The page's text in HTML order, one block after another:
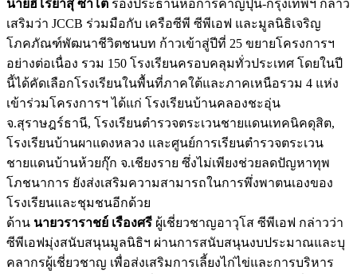
นายฮิโรยาสุ ซาโต้ รองประธานหอการค้าญี่ปุ่น-กรุงเทพฯ กล่าว
เสริมว่า JCCB ร่วมมือกับ เครือซีพี ซีพีเอฟ และมูลนิธิเจริญ
โภคภัณฑ์พัฒนาชีวิตชนบท ก้าวเข้าสู่ปีที่ 25 ขยายโครงการฯ
อย่างต่อเนื่อง รวม 150 โรงเรียนครอบคลุมทั่วประเทศ โดยในปี
นี้ได้คัดเลือกโรงเรียนในพื้นที่ภาคใต้และภาคเหนือรวม 4 แห่ง
เข้าร่วมโครงการฯ ได้แก่ โรงเรียนบ้านคลองชะอุ่น
จ.สุราษฎร์ธานี, โรงเรียนตำรวจตระเวนชายแดนเทคนิคดุสิต,
โรงเรียนบ้านผาแดงหลวง และศูนย์การเรียนตำรวจตระเวน
ชายแดนบ้านห้วยกุ๊ก จ.เชียงราย ซึ่งไม่เพียงช่วยลดปัญหาทุพ
โภชนาการ ยังส่งเสริมความสามารถในการพึ่งพาตนเองของ
โรงเรียนและชุมชนอีกด้วย
ด้าน นายวราราชย์ เรืองศรี ผู้เชี่ยวชาญอาวุโส ซีพีเอฟ กล่าวว่า
ซีพีเอฟมุ่งสนับสนุนมูลนิธิฯ ผ่านการสนับสนุนงบประมาณและบุ
คลากรผู้เชี่ยวชาญ เพื่อส่งเสริมการเลี้ยงไก่ไข่และการบริหาร